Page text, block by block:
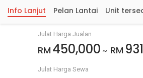
Info Lanjut Pelan Lantai Unit
Julat Harga Jualan
RM 450,000 ~ RM
Julat Harga Sewa